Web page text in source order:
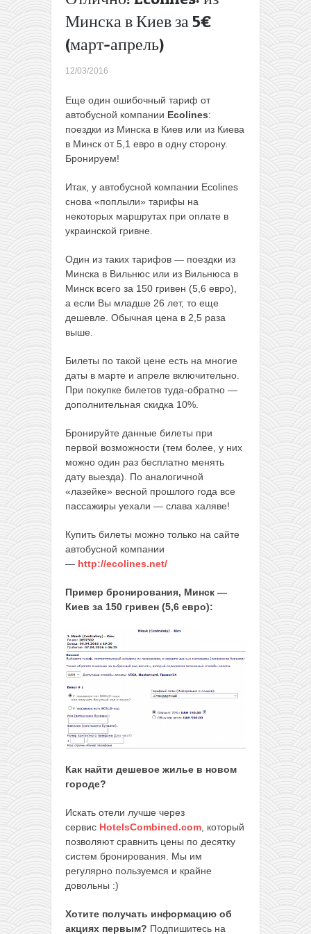
Минска в Киев за 5€
(март-апрель)
12/03/2016
Еще один ошибочный тариф от
автобусной компании Ecolines:
поездки из Минска в Киев или из Киева
в Минск от 5,1 евро в одну сторону.
Бронируем!
Итак, у автобусной компании Ecolines
снова «поплыли» тарифы на
некоторых маршрутах при оплате в
украинской гривне.
Один из таких тарифов — поездки из
Минска в Вильнюс или из Вильнюса в
Минск всего за 150 гривен (5,6 евро),
а если Вы младше 26 лет, то еще
дешевле. Обычная цена в 2,5 раза
выше.
Билеты по такой цене есть на многие
даты в марте и апреле включительно.
При покупке билетов туда-обратно —
дополнительная скидка 10%.
Бронируйте данные билеты при
первой возможности (тем более, у них
можно один раз бесплатно менять
дату выезда). По аналогичной
«лазейке» весной прошлого года все
пассажиры уехали — слава халяве!
Купить билеты можно только на сайте
автобусной компании
— http://ecolines.net/
Пример бронирования, Минск —
Киев за 150 гривен (5,6 евро):
Как найти дешевое жилье в новом
городе?
Искать отели лучше через
сервис HotelsCombined.com , который
позволяют сравнить цены по десятку
систем бронирования. Мы им
регулярно пользуемся и крайне
довольны :)
Хотите получать информацию об
акциях первым? Подпишитесь на
есть все
лето!)
всего за 159€
(в мае)